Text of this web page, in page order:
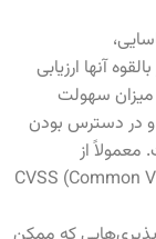
آنها ارزیابی
میزان سهولت
و در دسترس بودن
از
CVSS (Common